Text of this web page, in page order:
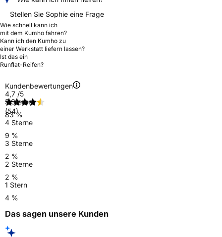
Stellen Sie Sophie eine Frage
Wie schnell kann ich
mit dem Kumho fahren?
Kann ich den Kumho zu
einer Werkstatt liefern lassen?
Ist das ein
Runflat-Reifen?
Kundenbewertungen
4,7 /5
(54)
5 Sterne
83 %
4 Sterne
9 %
3 Sterne
2 %
2 Sterne
2 %
1 Stern
4 %
Das sagen unsere Kunden